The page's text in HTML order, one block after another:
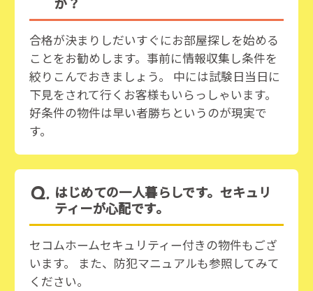
合格が決まりしだいすぐにお部屋探しを始める
ことをお勧めします。事前に情報収集し条件を
絞りこんでおきましょう。 中には試験日当日に
下見をされて行くお客様もいらっしゃいます。
好条件の物件は早い者勝ちというのが現実で
す。
はじめての一人暮らしです。セキュリ
ティーが心配です。
セコムホームセキュリティー付きの物件もござ
います。 また、防犯マニュアルも参照してみて
ください。